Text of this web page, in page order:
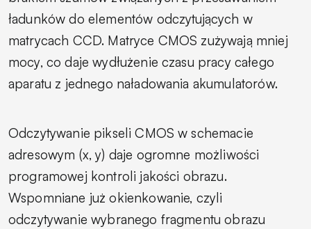
ładunków do elementów odczytujących w
matrycach CCD. Matryce CMOS zużywają mniej
mocy, co daje wydłużenie czasu pracy całego
aparatu z jednego naładowania akumulatorów.
Odczytywanie pikseli CMOS w schemacie
adresowym (x, y) daje ogromne możliwości
programowej kontroli jakości obrazu.
Wspomniane już okienkowanie, czyli
odczytywanie wybranego fragmentu obrazu